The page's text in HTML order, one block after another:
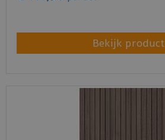
Bekijk product